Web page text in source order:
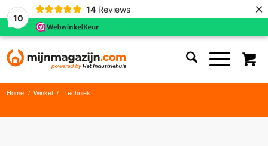
10
14 Reviews ×
Home / Winkel / Techniek